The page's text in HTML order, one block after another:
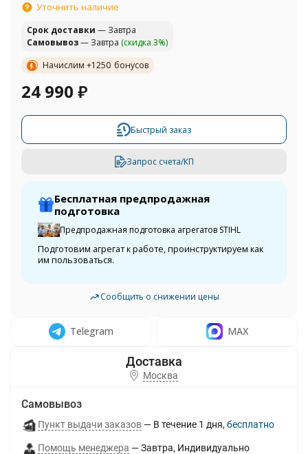
Уточнить наличие
Cрок доставки — Завтра
Самовывоз— Завтра (скидка 3%)
Начислим +1250 бонусов
24 990 ₽
Быстрый заказ
Запрос счета/КП
Бесплатная предпродажная
подготовка
Предпродажная подготовка агрегатов STIHL
Подготовим агрегат к работе, проинструктируем как
им пользоваться.
Сообщить о снижении цены
Telegram MAX
Москва
Самовывоз
Пункт выдачи заказов В течение 1 дня Бесплатно
Помощь менеджера Завтра Индивидуально